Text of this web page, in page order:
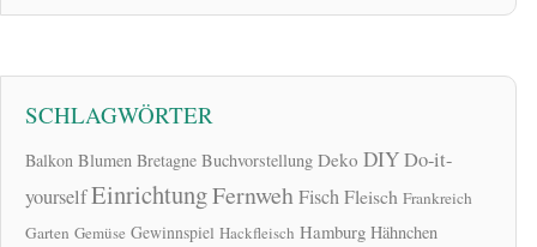
SCHLAGWÖRTER
Balkon Blumen Bretagne Buchvorstellung Deko DIYDo-it-
yourselfEinrichtungFernwehFischFleisch Frankreich
Garten Gemüse Gewinnspiel Hackfleisch Hamburg Hähnchen